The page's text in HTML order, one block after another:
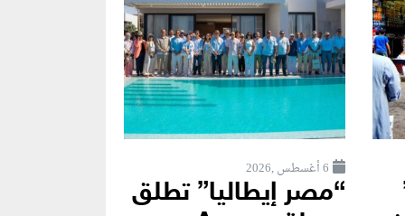
6 أغسطس ,2026
“مصر إيطاليا” تطلق